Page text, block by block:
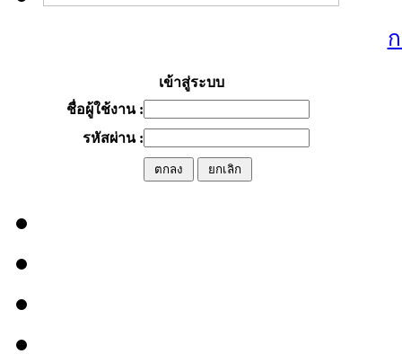
เข้าสู่ระบบ
ชื่อผู้ใช้งาน :
รหัสผ่าน :